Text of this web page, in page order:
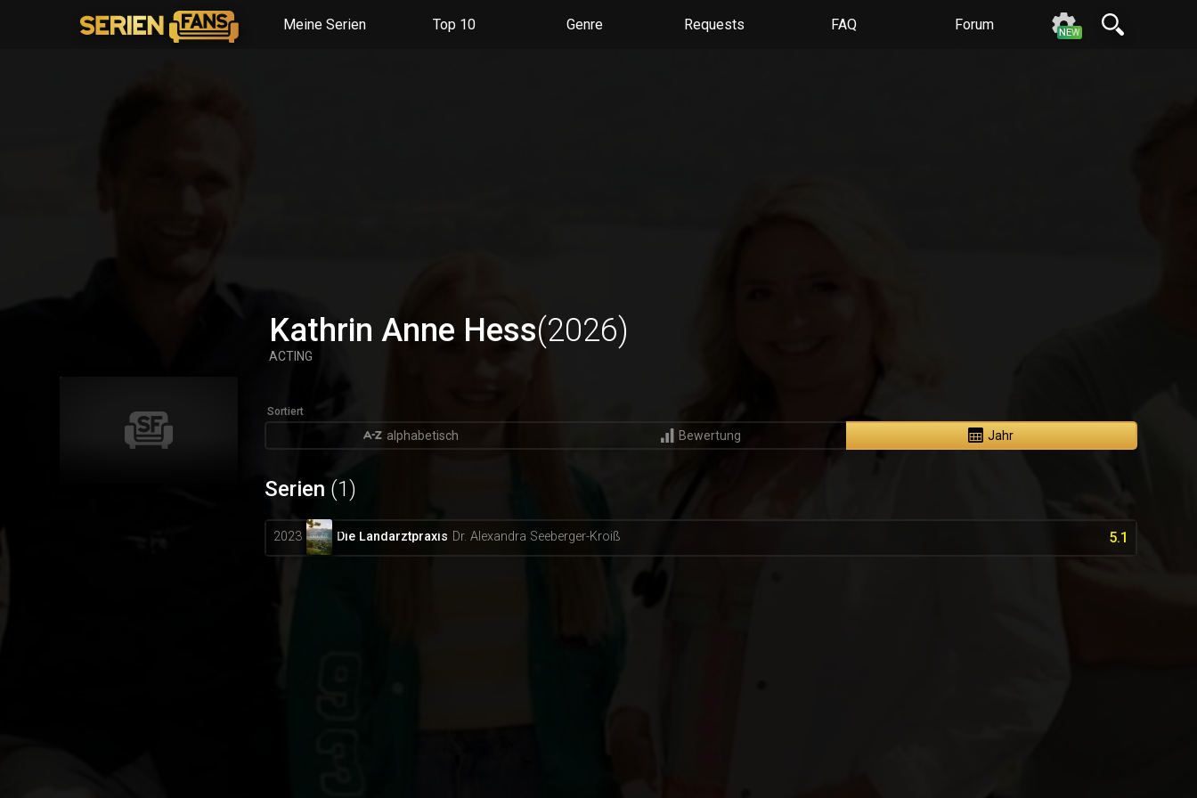
Meine Serien Top 10 Genre Requests FAQ Forum NEW
entfernen oder neue hinzufügen.
Kathrin Anne Hess(2026)
ACTING
Sortiert
alphabetisch Bewertung Jahr
Serien (1)
2023 Die Landarztpraxis Dr. Alexandra Seeberger-Kroiß 5.1